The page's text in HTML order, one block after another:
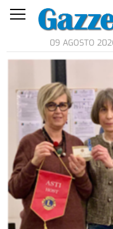
09 AGOSTO